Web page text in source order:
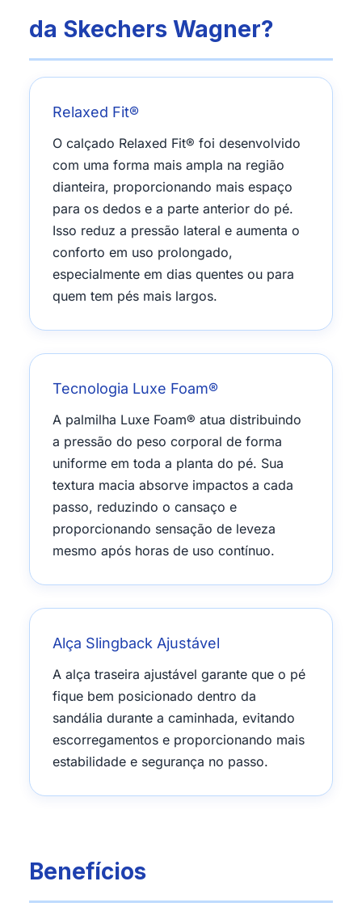
da Skechers Wagner?
Relaxed Fit®
O calçado Relaxed Fit® foi desenvolvido
com uma forma mais ampla na região
dianteira, proporcionando mais espaço
para os dedos e a parte anterior do pé.
Isso reduz a pressão lateral e aumenta o
conforto em uso prolongado,
especialmente em dias quentes ou para
quem tem pés mais largos.
Tecnologia Luxe Foam®
A palmilha Luxe Foam® atua distribuindo
a pressão do peso corporal de forma
uniforme em toda a planta do pé. Sua
textura macia absorve impactos a cada
passo, reduzindo o cansaço e
proporcionando sensação de leveza
mesmo após horas de uso contínuo.
Alça Slingback Ajustável
A alça traseira ajustável garante que o pé
fique bem posicionado dentro da
sandália durante a caminhada, evitando
escorregamentos e proporcionando mais
estabilidade e segurança no passo.
Benefícios